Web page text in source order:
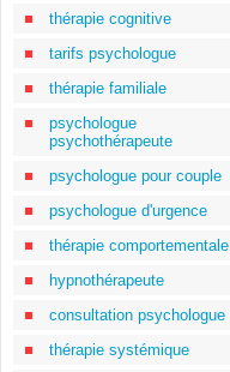
thérapie cognitive
tarifs psychologue
thérapie familiale
psychologue
psychothérapeute
psychologue pour couple
psychologue d'urgence
thérapie comportementale
hypnothérapeute
consultation psychologue
thérapie systémique